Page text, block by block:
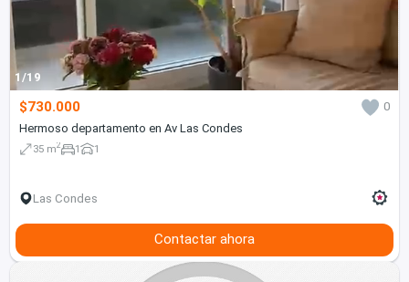
1/19
$730.000
0
Hermoso departamento en Av Las Condes
35 m2 1 1
Las Condes
Contactar ahora